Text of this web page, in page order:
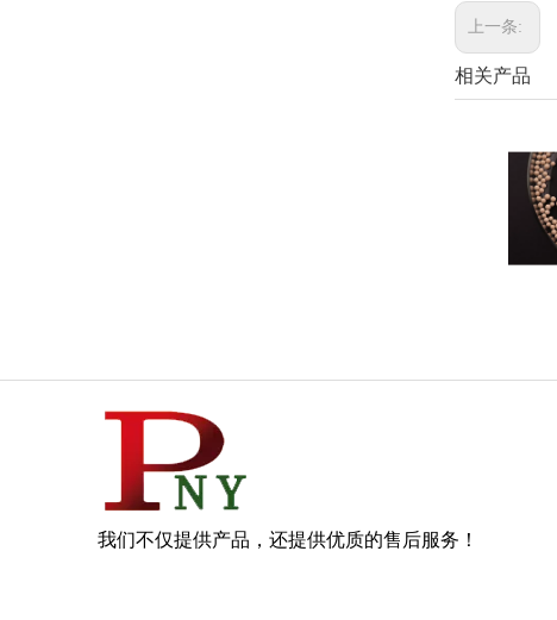
上一条:
相关产品
我们不仅提供产品，还提供优质的售后服务！